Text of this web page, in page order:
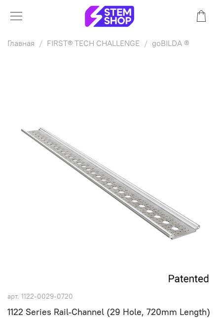
Главная FIRST® TECH CHALLENGE goBILDA ®
арт. 1122-0029-0720
1122 Series Rail-Channel (29 Hole, 720mm Length)